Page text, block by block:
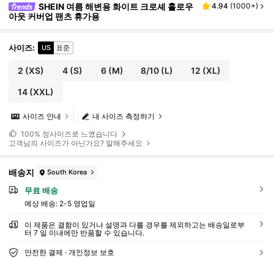
SHEIN 여름 해변용 화이트 크로셰 홀로우
아웃 커버업 팬츠 휴가용
4.94 (1000+)
사이즈: US 표준
2 (XS) 4(S) 6(M) 8/10 (L) 12 (XL)
14(XXL)
내 사이즈 측정하기
사이즈 안내
100% 정사이즈로 느꼈습니다
고객님의 사이즈가 아닌가요? 말해주세요
배송지 South Korea
무료 배송
예상 배송: 2-5 영업일
이 제품은 결함이 있거나 설명과 다를 경우를 제외하고는 배송일로부
터 7 일 이내에만 반품할 수 있습니다.
안전한 결제 · 개인정보 보호